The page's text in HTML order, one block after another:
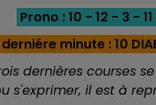
Prono : 10 - 12 - 3 -
minute : 10
dernières courses
s'exprimer, il est à